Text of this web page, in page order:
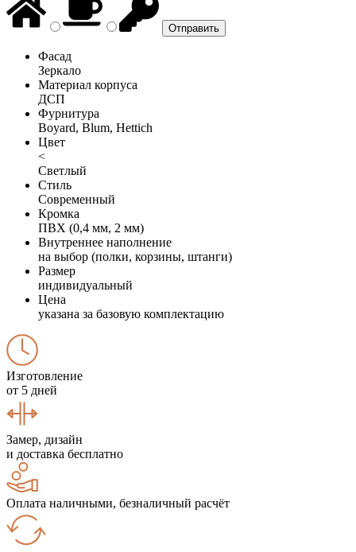
Фасад
Зеркало
Материал корпуса
ДСП
Фурнитура
Boyard, Blum, Hettich
Цвет
<
Светлый
Стиль
Современный
Кромка
ПВХ (0,4 мм, 2 мм)
Внутреннее наполнение
на выбор (полки, корзины, штанги)
Размер
индивидуальный
Цена
указана за базовую комплектацию
Изготовление
от 5 дней
Замер, дизайн
и доставка бесплатно
Оплата наличными, безналичный расчёт